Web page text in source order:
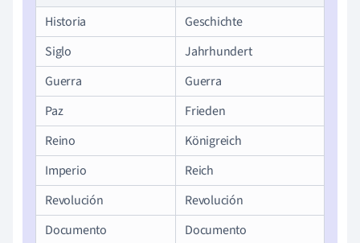
Historia
Geschichte
Siglo
Jahrhundert
Guerra
Guerra
Paz
Frieden
Reino
Königreich
Imperio
Reich
Revolución
Revolución
Documento
Documento